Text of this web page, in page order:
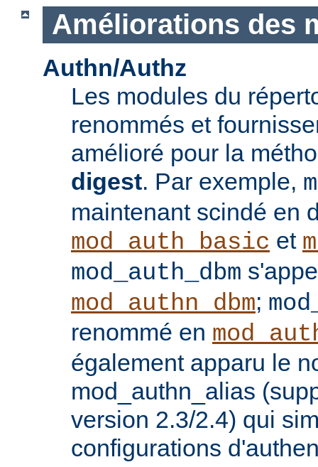
Améliorations des
Authn/Authz
Les modules du
renommés et
amélioré pour la
digest. Par exemple,
maintenant scindé en
mod_auth_basic et
mod_auth_dbm
mod_authn_dbm;
renommé en
également apparu le
mod_authn_alias
version 2.3/2.4) qui
configurations